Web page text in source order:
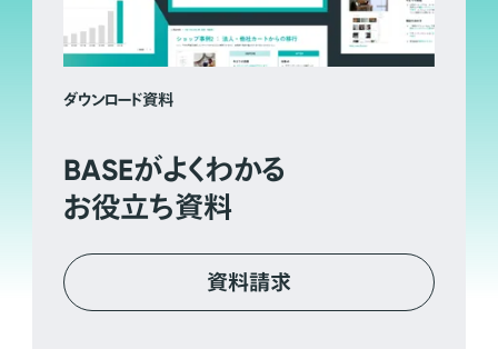
ダウンロード資料
BASEがよくわかる
お役立ち資料
資料請求